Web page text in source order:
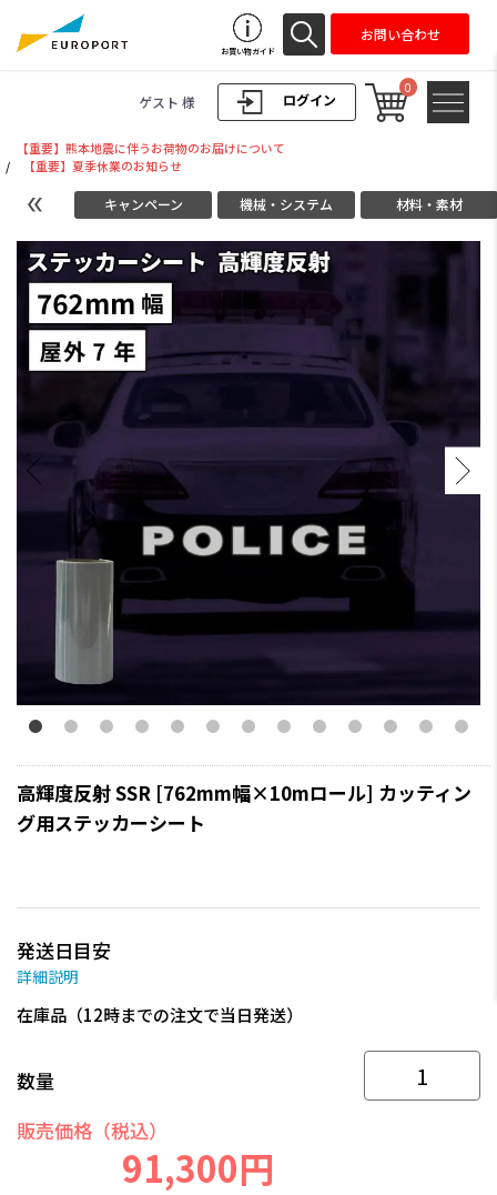
ログイン
ゲスト 様
0
お買い物ガイド
お問い合わせ
【重要】熊本地震に伴うお荷物のお届けについて
/
【重要】夏季休業のお知らせ
キャンペーン 機械・システム 材料・素材
高輝度反射 SSR [762mm幅×10mロール] カッティン
グ用ステッカーシート
発送日目安
詳細説明
在庫品（12時までの注文で当日発送）
数量
販売価格（税込）
91,300円